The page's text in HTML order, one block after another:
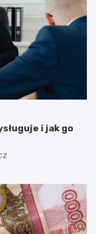
i jak go